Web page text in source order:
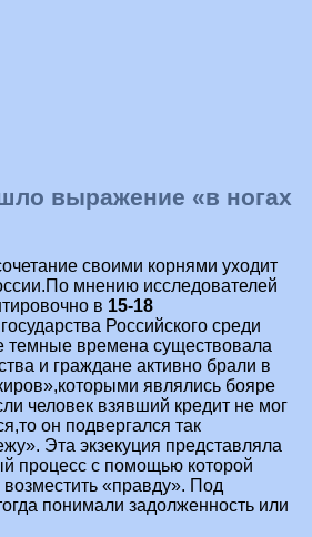
выражение «в ногах
своими корнями уходит
мнению исследователей
в 15-18
Российского среди
темные времена существовала
и граждане активно брали в
являлись бояре
человек взявший кредит не мог
он подвергался так
Эта экзекуция представляла
процесс с помощью которой
«правду». Под
понимали задолженность или